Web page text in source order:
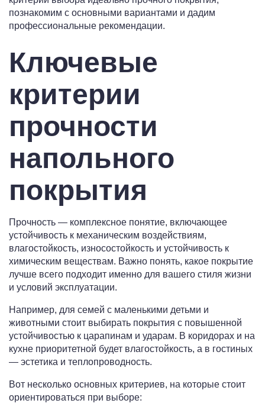
познакомим с основными вариантами и дадим
профессиональные рекомендации.
Ключевые
критерии
прочности
напольного
покрытия
Прочность — комплексное понятие, включающее
устойчивость к механическим воздействиям,
влагостойкость, износостойкость и устойчивость к
химическим веществам. Важно понять, какое покрытие
лучше всего подходит именно для вашего стиля жизни
и условий эксплуатации.
Например, для семей с маленькими детьми и
животными стоит выбирать покрытия с повышенной
устойчивостью к царапинам и ударам. В коридорах и на
кухне приоритетной будет влагостойкость, а в гостиных
— эстетика и теплопроводность.
Вот несколько основных критериев, на которые стоит
ориентироваться при выборе: